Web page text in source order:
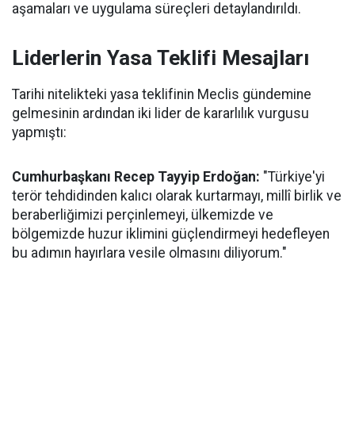
aşamaları ve uygulama süreçleri detaylandırıldı.
Liderlerin Yasa Teklifi Mesajları
Tarihi nitelikteki yasa teklifinin Meclis gündemine
gelmesinin ardından iki lider de kararlılık vurgusu
yapmıştı:
Cumhurbaşkanı Recep Tayyip Erdoğan: "Türkiye'yi
terör tehdidinden kalıcı olarak kurtarmayı, millî birlik ve
beraberliğimizi perçinlemeyi, ülkemizde ve
bölgemizde huzur iklimini güçlendirmeyi hedefleyen
bu adımın hayırlara vesile olmasını diliyorum."